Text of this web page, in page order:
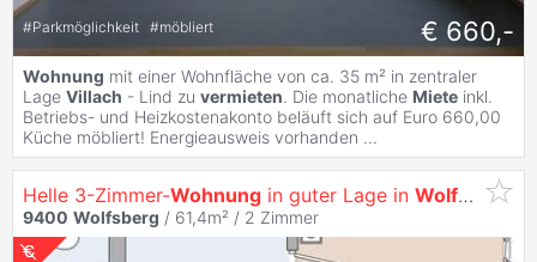
#Parkmöglichkeit #möbliert € 660,-
Wohnung mit einer Wohnfläche von ca. 35 m² in zentraler
Lage Villach - Lind zu vermieten. Die monatliche Miete inkl.
Betriebs- und Heizkostenakonto beläuft sich auf Euro 660,00
Küche möbliert! Energieausweis vorhanden ...
Helle 3-Zimmer-Wohnung in guter Lage in Wolfsberg
9400 Wolfsberg / 61,4m² / 2 Zimmer